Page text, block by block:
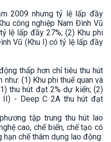
2009 nhưng tỷ lệ lấp đầy
công nghiệp Nam Đình Vũ
lệ lấp đầy 27%; (2) Khu phi
Vũ (Khu I) có tỷ lệ lấp đầy
thấp hơn chỉ tiêu thu hút
(1) Khu phi thuế quan và
thu hút đạt 2% dự kiến; (2)
II) - Deep C 2A thu hút đạt
tập trung thu hút lao
cao, chế biến, chế tạo có
chế thâm dụng lao động.